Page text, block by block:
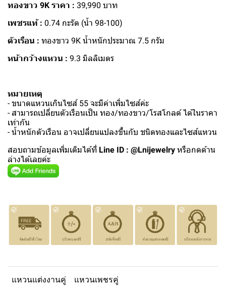
ทองขาว 9K ราคา : 39,990 บาท
เพชรแท้ : 0.74 กะรัต (น้ำ 98-100)
ตัวเรือน : ทองขาว 9K น้ำหนักประมาณ 7.5 กรัม
หน้ากว้างแหวน : 9.3 มิลลิเมตร
หมายเหตุ
- ขนาดแหวนเกินไซส์ 55 จะมีค่าเพิ่มไซส์ค่ะ
- สามารถเปลี่ยนตัวเรือนเป็น ทอง/ทองขาว/โรสโกลด์ ได้ในราคา
เท่ากัน
- น้ำหนักตัวเรือน อาจเปลี่ยนแปลงขึ้นกับ ชนิดทองและไซส์แหวน
สอบถามข้อมูลเพิ่มเติมได้ที่ Line ID : @Lnijewelry หรือกดด้าน
ล่างได้เลยค่ะ
แหวนแต่งงานคู่ แหวนเพชรคู่